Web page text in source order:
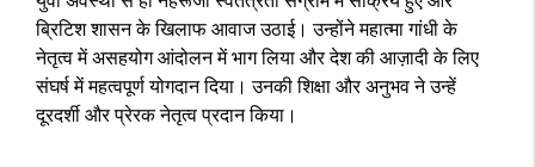
ब्रिटिश शासन के खिलाफ आवाज उठाई। उन्होंने महात्मा गांधी के
नेतृत्व में असहयोग आंदोलन में भाग लिया और देश की आज़ादी के लिए
संघर्ष में महत्वपूर्ण योगदान दिया। उनकी शिक्षा और अनुभव ने उन्हें
दूरदर्शी और प्रेरक नेतृत्व प्रदान किया।